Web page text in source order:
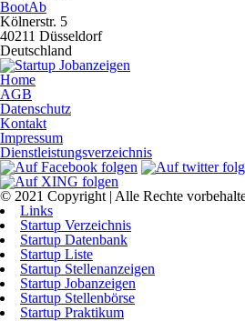
BootAb
Kölnerstr. 5
40211 Düsseldorf
Deutschland
Home
AGB
Datenschutz
Kontakt
Impressum
Dienstleistungsverzeichnis
© 2021 Copyright | Alle Rechte
Links
Startup Verzeichnis
Startup Datenbank
Startup Liste
Startup Stellenanzeigen
Startup Jobanzeigen
Startup Stellenbörse
Startup Praktikum